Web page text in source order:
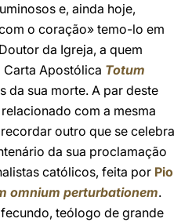
e, ainda hoje,
o coração» temo-lo em
da Igreja, a quem
Carta Apostólica Totum
da sua morte. A par deste
com a mesma
outro que se celebra
da sua proclamação
católicos, feita por Pio
omnium perturbationem.
teólogo de grande